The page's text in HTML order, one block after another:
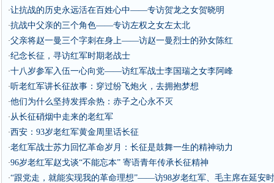
·让抗战的历史永远活在百姓心中——专访贺龙之女贺晓明
·抗战中父亲的三个角色——专访左权之女左太北
·父亲将赵一曼三个字刺在身上——访赵一曼烈士的孙女陈红
·纪念长征，寻访红军时期老战士
·十八岁参军入伍一心向党——访红军战士李国瑞之女李阿峰
·听老红军讲长征故事：穿过纷飞炮火，去拥抱梦想
·他们为什么坚持发挥余热：赤子之心永不灭
·从长征硝烟中走来的老红军
·西安：93岁老红军黄金周里话长征
·老红军战士苏力回忆革命岁月：长征是鼓舞一生的精神动力
·96岁老红军赵戈谈“不能忘本” 寄语青年传承长征精神
·“跟党走，就能实现我的革命理想”——访98岁老红军、毛主席在延安